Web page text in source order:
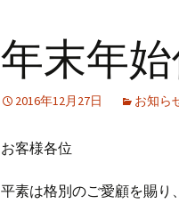
年末年始
2016年12月27日 お知ら
お客様各位
平素は格別のご愛顧を賜り